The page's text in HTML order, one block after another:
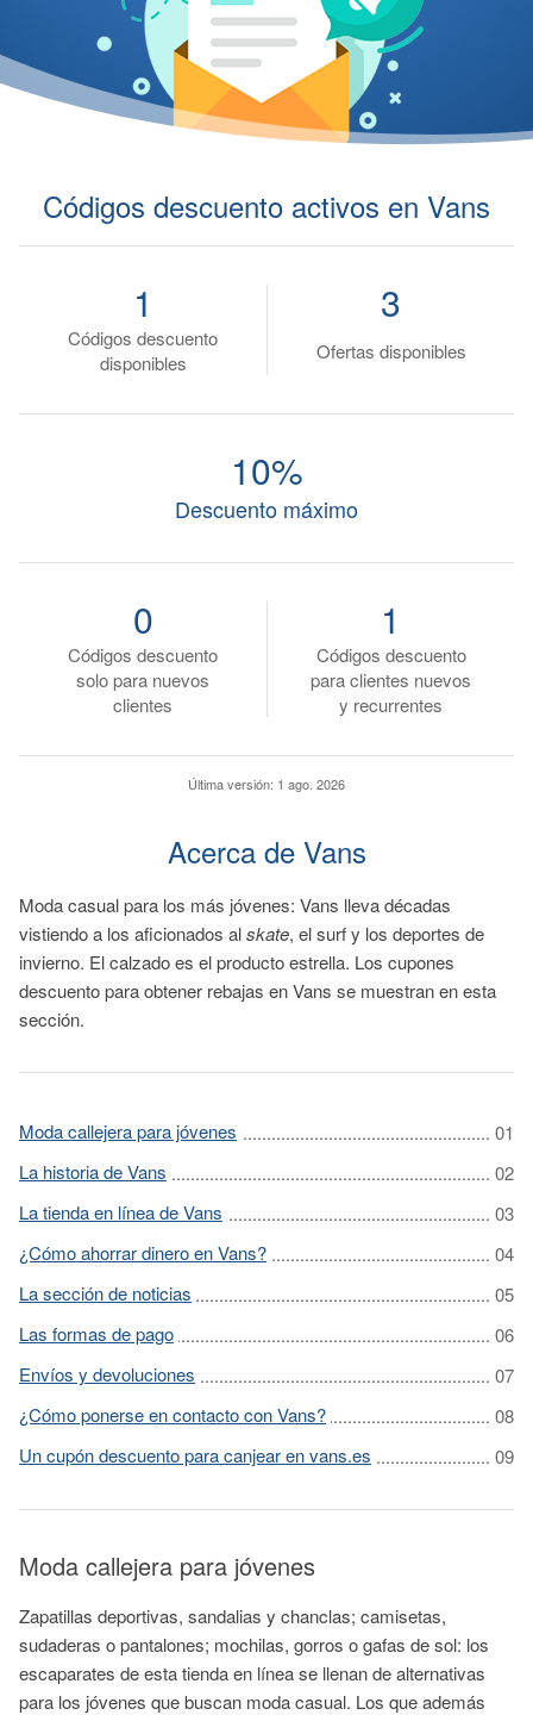
Códigos descuento activos en Vans
Códigos descuento
disponibles
1
Ofertas disponibles
3
Descuento máximo
10%
Códigos descuento
solo para nuevos
clientes
0
Códigos descuento
para clientes nuevos
y recurrentes
1
Última versión: 1 ago. 2026
Acerca de Vans
Moda casual para los más jóvenes: Vans lleva décadas
vistiendo a los aficionados alskate, el surf y los deportes de
invierno. El calzado es el producto estrella. Los cupones
descuento para obtener rebajas en Vans se muestran en esta
sección.
Moda callejera para jóvenes
La historia de Vans
La tienda en línea de Vans
¿Cómo ahorrar dinero en Vans?
La sección de noticias
Las formas de pago
Envíos y devoluciones
¿Cómo ponerse en contacto con Vans?
Un cupón descuento para canjear en vans.es
Moda callejera para jóvenes
Zapatillas deportivas, sandalias y chanclas; camisetas,
sudaderas o pantalones; mochilas, gorros o gafas de sol: los
escaparates de esta tienda en línea se llenan de alternativas
para los jóvenes que buscan moda casual. Los que además